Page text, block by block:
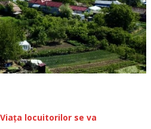
locuitorilor se va